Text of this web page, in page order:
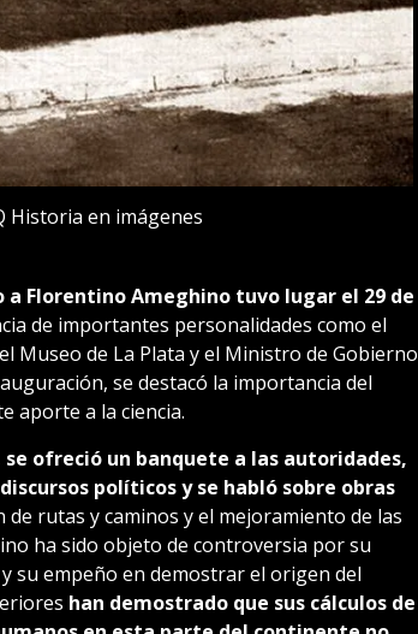
Historia en imágenes
Florentino Ameghino tuvo lugar el 29 de
de importantes personalidades como el
Museo de La Plata y el Ministro de Gobierno
se destacó la importancia del
aporte a la ciencia.
ofreció un banquete a las autoridades,
políticos y se habló sobre obras
de rutas y caminos y el mejoramiento de las
ha sido objeto de controversia por su
su empeño en demostrar el origen del
han demostrado que sus cálculos de